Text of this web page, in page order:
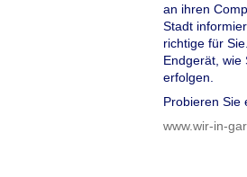
an ihren
Stadt
richtige für
Endgerät, wie
erfolgen.
Probieren Sie
www.wir-in-